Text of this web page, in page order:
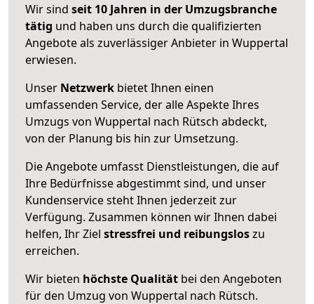
Wir sind seit 10 Jahren in der Umzugsbranche
tätig und haben uns durch die qualifizierten
Angebote als zuverlässiger Anbieter in Wuppertal
erwiesen.
Unser Netzwerk bietet Ihnen einen
umfassenden Service, der alle Aspekte Ihres
Umzugs von Wuppertal nach Rütsch abdeckt,
von der Planung bis hin zur Umsetzung.
Die Angebote umfasst Dienstleistungen, die auf
Ihre Bedürfnisse abgestimmt sind, und unser
Kundenservice steht Ihnen jederzeit zur
Verfügung. Zusammen können wir Ihnen dabei
helfen, Ihr Ziel stressfrei und reibungsloszu
erreichen.
Wir bieten höchste Qualität bei den Angeboten
für den Umzug von Wuppertal nach Rütsch.